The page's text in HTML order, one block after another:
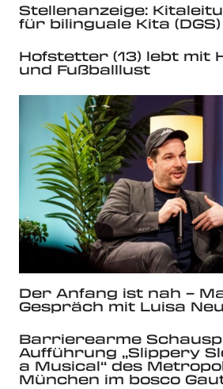
Stellenanzeige:
für bilinguale Kita
Hofstetter (13) lebt mit
und Fußballlust
Der Anfang ist nah –
Gespräch mit Luisa
Barrierearme
Aufführung „Slippery
a Musical“ des
München im bosco